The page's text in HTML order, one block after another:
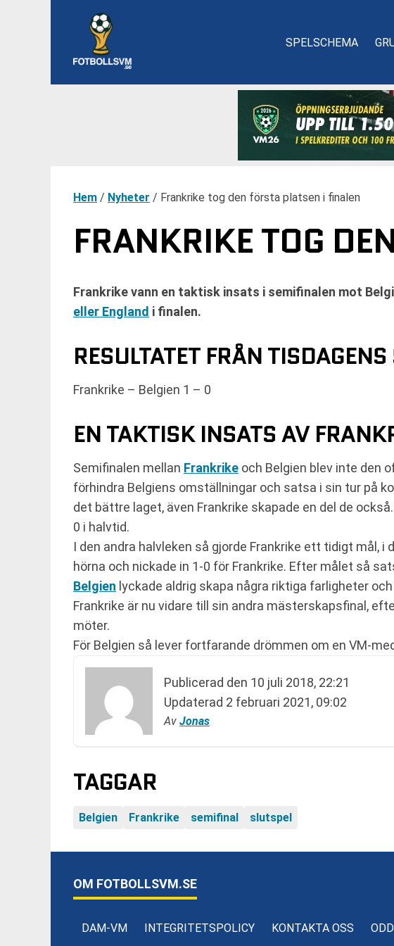
SPELSCHEMA
Hem / Nyheter / Frankrike tog den första platsen i finalen
FRANKRIKE TOG
Frankrike vann en taktisk insats i semifinalen mot
eller England i finalen.
RESULTATET FRÅN
Frankrike – Belgien 1 – 0
EN TAKTISK INSATS AV
Semifinalen mellan Frankrike och Belgien blev inte den
förhindra Belgiens omställningar och satsa i sin tur på
det bättre laget, även Frankrike skapade en del de
0 i halvtid.
I den andra halvleken så gjorde Frankrike ett tidigt mål,
hörna och nickade in 1-0 för Frankrike. Efter målet så
Belgien lyckade aldrig skapa några riktiga farligheter
Frankrike är nu vidare till sin andra mästerskapsfinal,
möter.
För Belgien så lever fortfarande drömmen om en VM-
Publicerad den 10 juli 2018, 22:21
Updaterad 2 februari 2021, 09:02
Av Jonas
TAGGAR
Belgien Frankrike semifinal slutspel
OM FOTBOLLSVM.SE
DAM-VM INTEGRITETSPOLICY KONTAKTA OSS